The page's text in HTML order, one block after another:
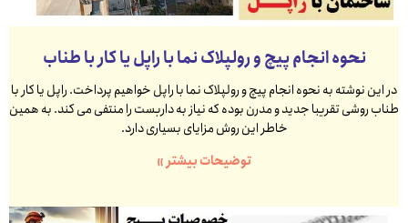
نحوه انجام پیچ و رولپلاک نما با راپل یا کار با طناب
در این نوشته به نحوه انجام پیچ و رولپلاک نما با راپل خواهیم پرداخت. راپل یا کار با
طناب روشی تقریبا جدید و مدرن بوده که نیاز به داربست را منتفی می کند. به همین
خاطر این روش مزایای بسیاری دارد.
توضیحات بیشتر »